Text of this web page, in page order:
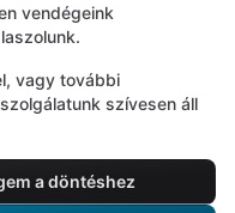
vendégeink
vagy további
szívesen áll
a döntéshez